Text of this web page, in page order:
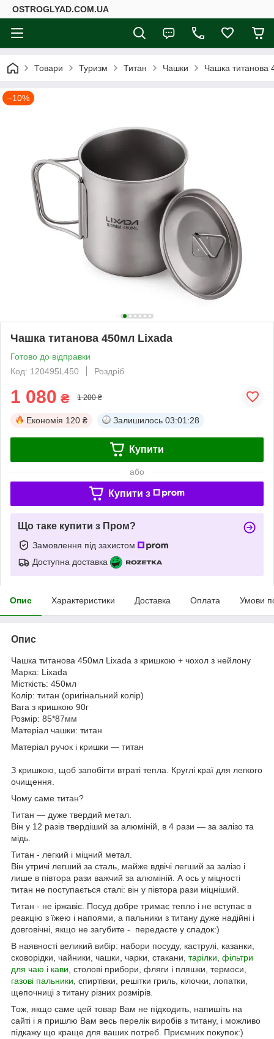
ОSTROGLYAD.СOM.UA
Товари Туризм Титан Чашки Чашка титанова
–10%
Чашка титанова 450мл Lixada
Готово до відправки
Код: 120495L450
Роздріб
1 080 ₴ 1 200 ₴
Економія 120 ₴ Залишилось 03:01:28
Купити
або
Купити з
Що таке купити з Пром?
Замовлення під захистом
Доступна доставка
Опис Характеристики Доставка Оплата Умови
Опис
Чашка титанова 450мл Lixada з кришкою + чохол з нейлону
Марка: Lixada
Місткість: 450мл
Колір: титан (оригінальний колір)
Вага з кришкою 90г
Розмір: 85*87мм
Матеріал чашки: титан
Матеріал ручок і кришки — титан
З кришкою, щоб запобігти втраті тепла. Круглі краї для легкого
очищення.
Чому саме титан?
Титан — дуже твердий метал.
Він у 12 разів твердіший за алюміній, в 4 рази — за залізо та
мідь.
Титан - легкий і міцний метал.
Він утричі легший за сталь, майже вдвічі легший за залізо і
лише в півтора рази важчий за алюміній. А ось у міцності
титан не поступається сталі: він у півтора рази міцніший.
Титан - не іржавіє. Посуд добре тримає тепло і не вступає в
реакцію з їжею і напоями, а пальники з титану дуже надійні і
довговічні, якщо не загубите - передасте у спадок:)
В наявності великий вибір: набори посуду, каструлі, казанки,
сковорідки, чайники, чашки, чарки, стакани, тарілки фільтри
для чаю і кави , столові прибори, фляги і пляшки, термоси,
газові пальники , спиртівки, решітки гриль, кілочки, лопатки,
щепочниці з титану різних розмірів.
Тож, якщо саме цей товар Вам не підходить, напишіть на
сайті і я пришлю Вам весь перелік виробів з титану, і можливо
підкажу що краще для ваших потреб. Приємних покупок:)